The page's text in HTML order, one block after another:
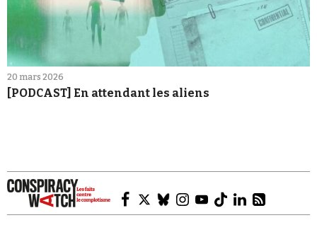
20 mars 2026
[PODCAST] En attendant les aliens